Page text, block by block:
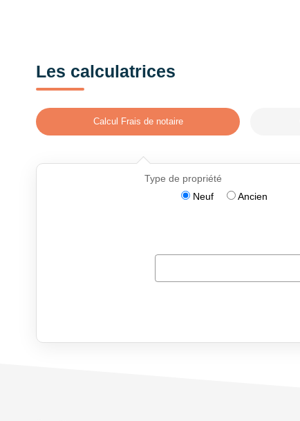
Les calculatrices
Calcul Frais de notaire